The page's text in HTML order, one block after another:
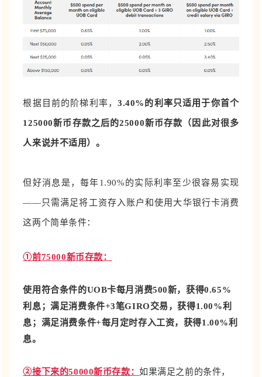
根据目前的阶梯利率，3.40%的利率只适用于你首个
125000新币存款之后的25000新币存款（因此对很多
人来说并不适用）。
但好消息是，每年1.90%的实际利率至少很容易实现
——只需满足将工资存入账户和使用大华银行卡消费
这两个简单条件：
①前75000新币存款：
使用符合条件的UOB卡每月消费500新，获得0.65%
利息；满足消费条件+3笔GIRO交易，获得1.00%利
息；满足消费条件+每月定时存入工资，获得1.00%利
息。
②接下来的50000新币存款：如果满足之前的条件，